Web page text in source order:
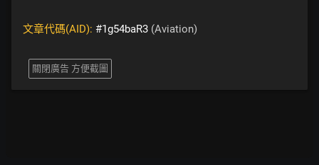
文章代碼(AID): #1g54baR3 (Aviation)
關閉廣告 方便截圖